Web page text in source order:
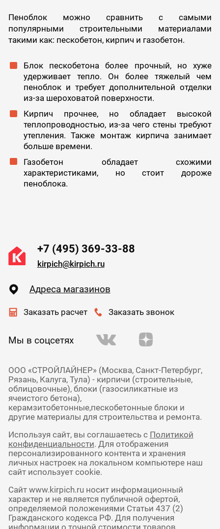
Пеноблок можно сравнить с самыми
популярными строительными материалами
такими как: пескобетон, кирпич и газобетон.
Блок пескобетона более прочный, но хуже
удерживает тепло. Он более тяжелый чем
пеноблок и требует дополнительной отделки
из-за шероховатой поверхности.
Кирпич прочнее, но обладает высокой
теплопроводностью, из-за чего стены требуют
утепления. Также монтаж кирпича занимает
больше времени.
Газобетон обладает схожими
характеристиками, но стоит дороже
пеноблока.
+7 (495) 369-33-88
kirpich@kirpich.ru
Адреса магазинов
Заказать расчет Заказать звонок
Мы в соцсетях
ООО «СТРОЙЛАЙНЕР» (Москва, Санкт-Петербург,
Рязань, Калуга, Тула) - кирпичи (строительные,
облицовочные), блоки (газосиликатные из
ячеистого бетона),
керамзитобетонные,пескобетонные блоки и
другие материалы для строительства и ремонта.
Используя сайт, вы соглашаетесь с Политикой
конфиденциальности. Для отображения
персонализированного контента и хранения
личных настроек на локальном компьютере наш
сайт использует cookie.
Сайт www.kirpich.ru носит информационный
характер и не является публичной офертой,
определяемой положениями Статьи 437 (2)
Гражданского кодекса РФ. Для получения
информации о точной стоимости товаров